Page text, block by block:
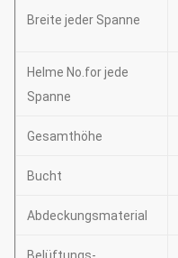
Breite jeder Spanne
Helme No.for jede
Spanne
Gesamthöhe
Bucht
Abdeckungsmaterial